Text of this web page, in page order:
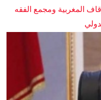
المغربية ومجمع الفقه